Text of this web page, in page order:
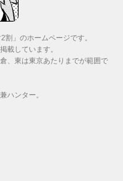
」のホームページです。
載しています。
、東は東京あたりまでが範囲で
ハンター。